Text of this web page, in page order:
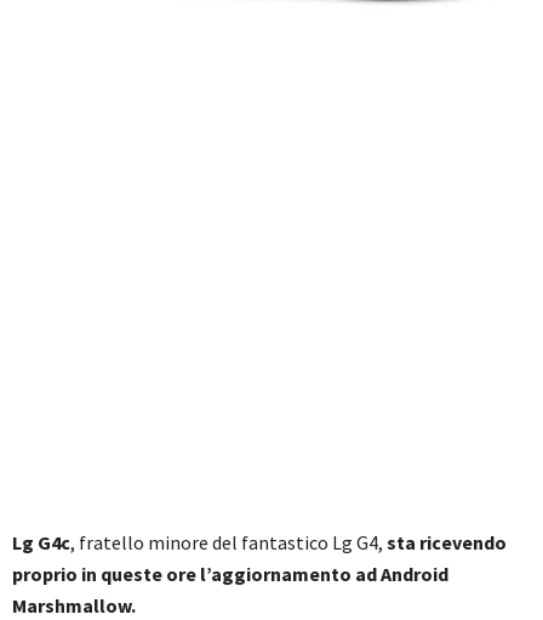
Lg G4c, fratello minore del fantastico Lg G4, sta ricevendo
proprio in queste ore l’aggiornamento ad Android
Marshmallow.